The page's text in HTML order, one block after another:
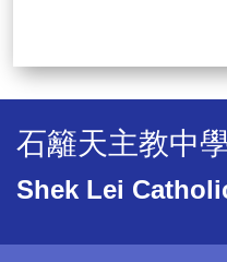
石籬天主教中
Shek Lei